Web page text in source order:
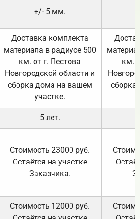
+/- 5 мм.
Доставка комплекта
материала в радиусе 500
км. от г. Пестова
Новгородской области и
сборка дома на вашем
участке.
км.
5 лет.
Стоимость 23000 руб.
Остаётся на участке
Заказчика.
Стоимость 12000 руб.